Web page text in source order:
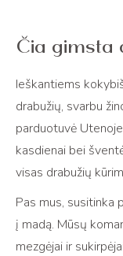
Čia gimsta
Ieškantiems
drabužių, svarbu
parduotuvė
kasdienai bei
visas drabužių
Pas mus, susitinka
į madą. Mūsų
mezgėjai ir